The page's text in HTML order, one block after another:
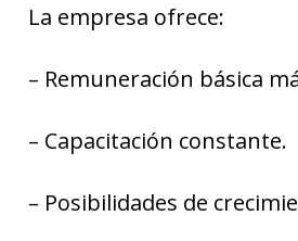
La empresa ofrece:
– Remuneración básica
– Capacitación constante.
– Posibilidades de